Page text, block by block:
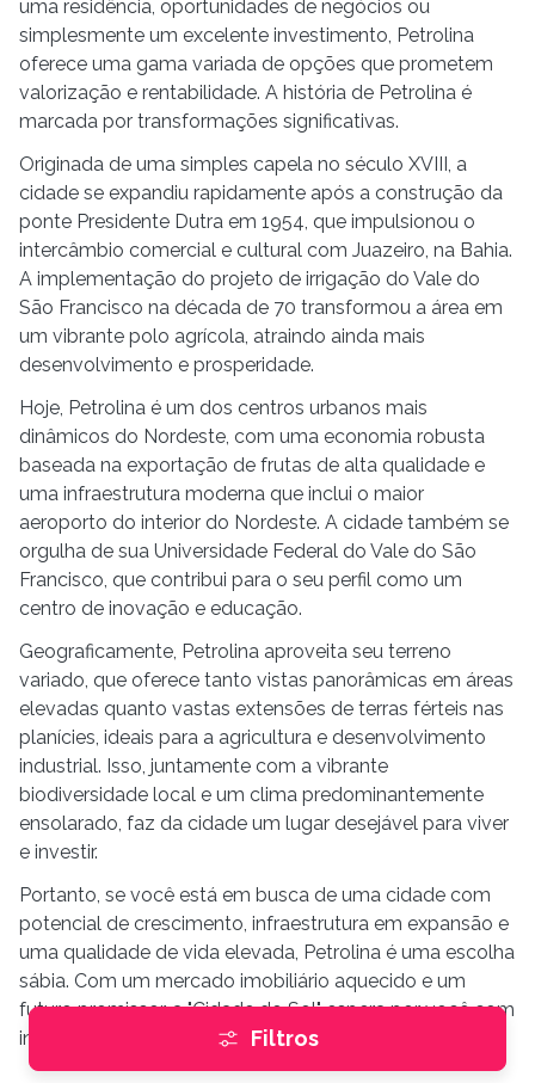
Filtros
uma residência, oportunidades de negócios ou
simplesmente um excelente investimento, Petrolina
oferece uma gama variada de opções que prometem
valorização e rentabilidade. A história de Petrolina é
marcada por transformações significativas.
Originada de uma simples capela no século XVIII, a
cidade se expandiu rapidamente após a construção da
ponte Presidente Dutra em 1954, que impulsionou o
intercâmbio comercial e cultural com Juazeiro, na Bahia.
A implementação do projeto de irrigação do Vale do
São Francisco na década de 70 transformou a área em
um vibrante polo agrícola, atraindo ainda mais
desenvolvimento e prosperidade.
Hoje, Petrolina é um dos centros urbanos mais
dinâmicos do Nordeste, com uma economia robusta
baseada na exportação de frutas de alta qualidade e
uma infraestrutura moderna que inclui o maior
aeroporto do interior do Nordeste. A cidade também se
orgulha de sua Universidade Federal do Vale do São
Francisco, que contribui para o seu perfil como um
centro de inovação e educação.
Geograficamente, Petrolina aproveita seu terreno
variado, que oferece tanto vistas panorâmicas em áreas
elevadas quanto vastas extensões de terras férteis nas
planícies, ideais para a agricultura e desenvolvimento
industrial. Isso, juntamente com a vibrante
biodiversidade local e um clima predominantemente
ensolarado, faz da cidade um lugar desejável para viver
e investir.
Portanto, se você está em busca de uma cidade com
potencial de crescimento, infraestrutura em expansão e
uma qualidade de vida elevada, Petrolina é uma escolha
sábia. Com um mercado imobiliário aquecido e um
futuro promissor, a "Cidade do Sol" espera por você com
inúmeras oportunidades para explorar.